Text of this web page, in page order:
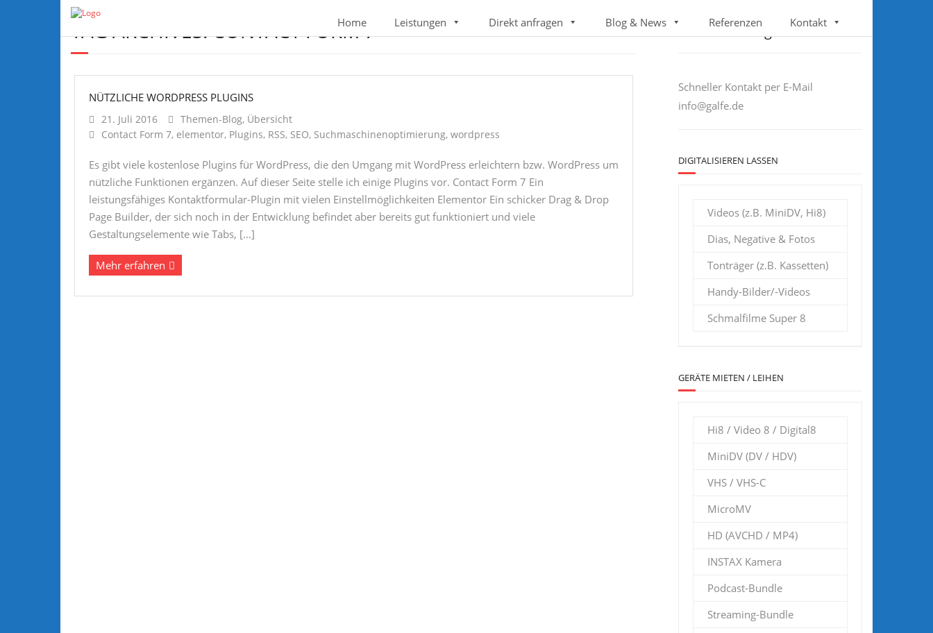
Home Leistungen Direkt anfragen Blog & News Referenzen Kontakt
TAG ARCHIVES:CONTACT FORM 7
NÜTZLICHE WORDPRESS PLUGINS
21. Juli 2016 Themen-Blog, Übersicht
Contact Form 7, elementor, Plugins, RSS, SEO, Suchmaschinenoptimierung, wordpress
Es gibt viele kostenlose Plugins für WordPress, die den Umgang mit WordPress erleichtern bzw. WordPress um
nützliche Funktionen ergänzen. Auf dieser Seite stelle ich einige Plugins vor. Contact Form 7 Ein
leistungsfähiges Kontaktformular-Plugin mit vielen Einstellmöglichkeiten Elementor Ein schicker Drag & Drop
Page Builder, der sich noch in der Entwicklung befindet aber bereits gut funktioniert und viele
Gestaltungselemente wie Tabs, […]
Mehr erfahren
Sie haben Fragen?
Schneller Kontakt per E-Mail
info@galfe.de
DIGITALISIEREN LASSEN
Videos (z.B. MiniDV, Hi8)
Dias, Negative & Fotos
Tonträger (z.B. Kassetten)
Handy-Bilder/-Videos
Schmalfilme Super 8
GERÄTE MIETEN / LEIHEN
Hi8 / Video 8 / Digital8
MiniDV (DV / HDV)
VHS / VHS-C
MicroMV
HD (AVCHD / MP4)
INSTAX Kamera
Podcast-Bundle
Streaming-Bundle